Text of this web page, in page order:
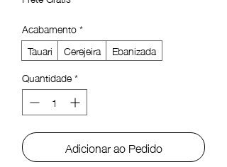
Acabamento*
Tauari
Cerejeira
Ebanizada
Quantidade*
Adicionar ao Pedido